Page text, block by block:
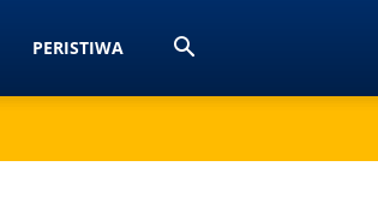
PERISTIWA